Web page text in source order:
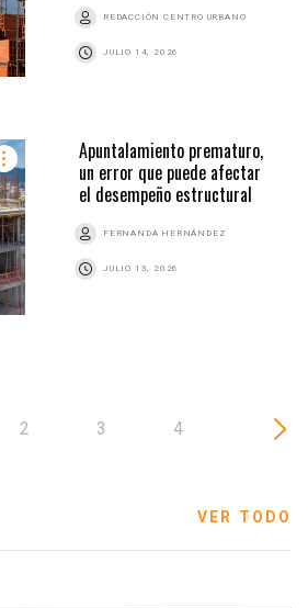
REDACCIÓN CENTRO URBANO
JULIO 14, 2026
Apuntalamiento prematuro,
un error que puede afectar
el desempeño estructural
FERNANDA HERNÁNDEZ
JULIO 13, 2026
2 3 4
VER TODO